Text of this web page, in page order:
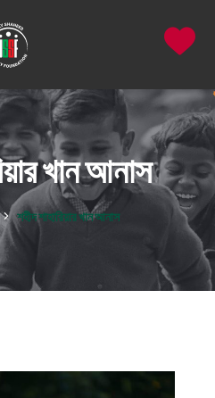
খান আনাস
শহীদ শাহারিয়ার খান আনাস